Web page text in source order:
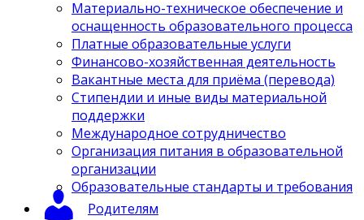
Материально-техническое обеспечение и
оснащенность образовательного процесса
Платные образовательные услуги
Финансово-хозяйственная деятельность
Вакантные места для приёма (перевода)
Стипендии и иные виды материальной
поддержки
Международное сотрудничество
Организация питания в образовательной
организации
Образовательные стандарты и требования
Родителям